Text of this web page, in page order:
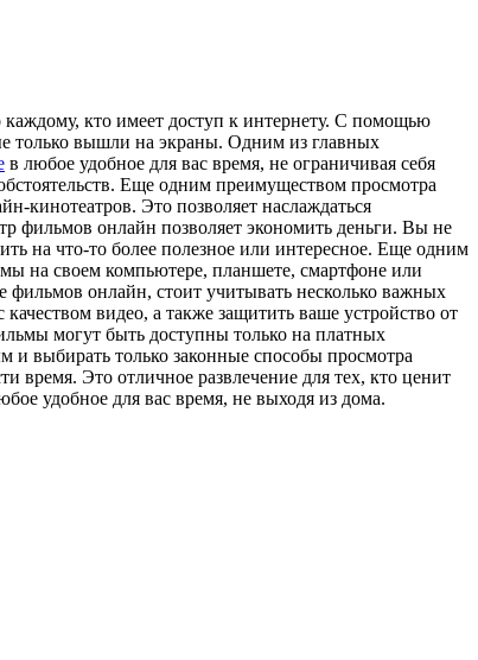
кто имеет доступ к интернету. С помощью
только вышли на экраны. Одним из главных
в любое удобное для вас время, не ограничивая себя
Еще одним преимуществом просмотра
кинотеатров. Это позволяет наслаждаться
фильмов онлайн позволяет экономить деньги. Вы не
на что-то более полезное или интересное. Еще одним
на своем компьютере, планшете, смартфоне или
фильмов онлайн, стоит учитывать несколько важных
видео, а также защитить ваше устройство от
могут быть доступны только на платных
и выбирать только законные способы просмотра
Это отличное развлечение для тех, кто ценит
удобное для вас время, не выходя из дома.